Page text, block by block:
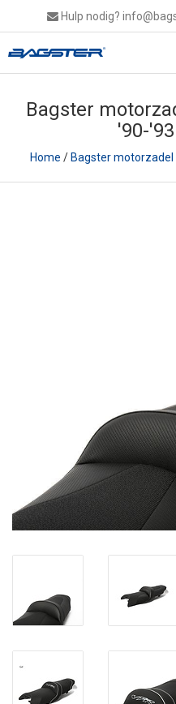
Hulp nodig?
Bagster
'90-
Home /Bagster motorzadel